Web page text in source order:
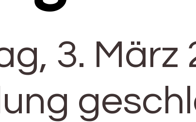
3. März